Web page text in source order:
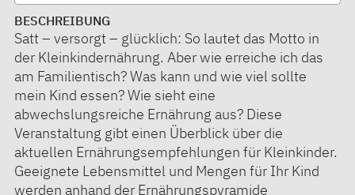
BESCHREIBUNG
Satt – versorgt – glücklich: So lautet das Motto in
der Kleinkindernährung. Aber wie erreiche ich das
am Familientisch? Was kann und wie viel sollte
mein Kind essen? Wie sieht eine
abwechslungsreiche Ernährung aus? Diese
Veranstaltung gibt einen Überblick über die
aktuellen Ernährungsempfehlungen für Kleinkinder.
Geeignete Lebensmittel und Mengen für Ihr Kind
werden anhand der Ernährungspyramide